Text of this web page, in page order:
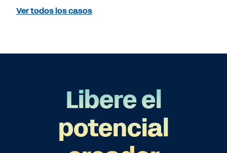
Ver todos los casos
Libere el
potencial